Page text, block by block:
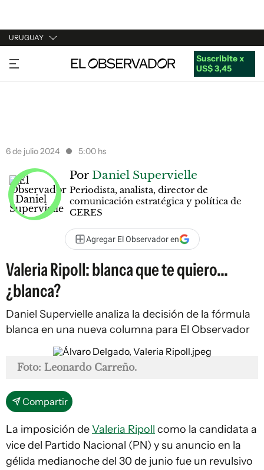
URUGUAY
URUGUAY
ARGENTINA
Suscribite x
US$ 3,45
6 de julio 2024 5:00 hs
Por Daniel Supervielle
Periodista, analista, director de
comunicación estratégica y política de
CERES
Agregar El Observador en
Valeria Ripoll: blanca que te quiero...
¿blanca?
Daniel Supervielle analiza la decisión de la fórmula
blanca en una nueva columna para El Observador
Foto: Leonardo Carreño.
Compartir
La imposición deValeria Ripoll como la candidata a
vice del Partido Nacional (PN) y su anuncio en la
gélida medianoche del 30 de junio fue un revulsivo